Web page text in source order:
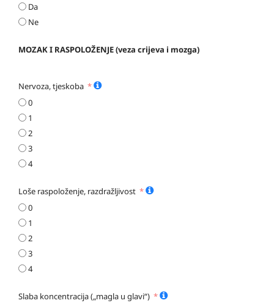
Da
Ne
MOZAK I RASPOLOŽENJE (veza crijeva i mozga)
Nervozа, tjeskoba
0
1
2
3
4
Loše raspoloženje, razdražljivost
0
1
2
3
4
Slaba koncentracija („magla u glavi“)